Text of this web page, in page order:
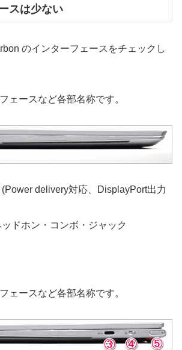
スは少ない
のインターフェースをチェックし
ェースなど各部名称です。
delivery対応、DisplayPort出力
ドホン・コンボ・ジャック
ェースなど各部名称です。